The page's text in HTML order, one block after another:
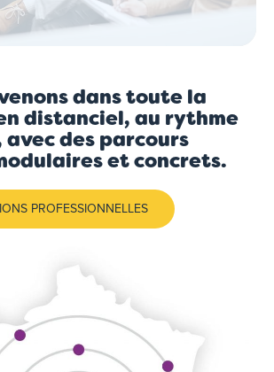
dans toute la
distanciel, au rythme
avec des parcours
et concrets.
PROFESSIONNELLES